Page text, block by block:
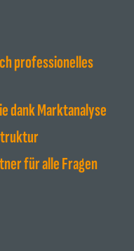
professionelles
dank Marktanalyse
für alle Fragen